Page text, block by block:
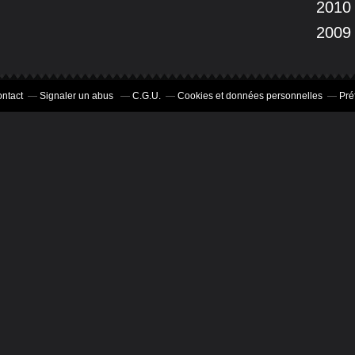
2010
2009
Signaler un abus C.G.U. Cookies et données personnelles